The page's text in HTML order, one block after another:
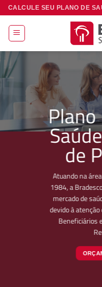
Skip
to
content
CALCULE SEU PLANO DE
de
Atuando na
1984, a
mercado de
devido à
Beneficiários